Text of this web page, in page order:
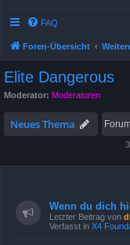
FAQ
Foren-Übersicht
Elite Dangerous
Moderator: Moderatoren
Neues Thema
Wenn du dich
Letzter Beitrag von
Verfasst in X4